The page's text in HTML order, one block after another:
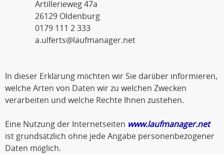
Artillerieweg 47a
26129 Oldenburg
0179 111 2 333
a.ulferts@laufmanager.net
In dieser Erklärung möchten wir Sie darüber informieren,
welche Arten von Daten wir zu welchen Zwecken
verarbeiten und welche Rechte Ihnen zustehen.
Eine Nutzung der Internetseiten www.laufmanager.net
ist grundsätzlich ohne jede Angabe personenbezogener
Daten möglich.